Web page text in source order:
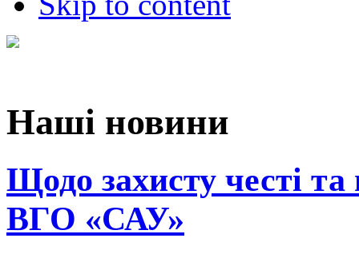
Наші новини
Щодо захисту честі та
ВГО «САУ»